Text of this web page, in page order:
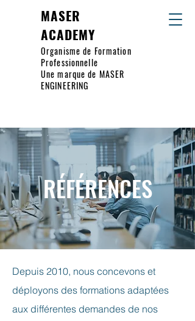
MASER
ACADEMY
Organisme de Formation
Professionnelle
Une marque de MASER
ENGINEERING
RÉFÉRENCES
Depuis 2010, nous concevons et
déployons des formations adaptées
aux différentes demandes de nos